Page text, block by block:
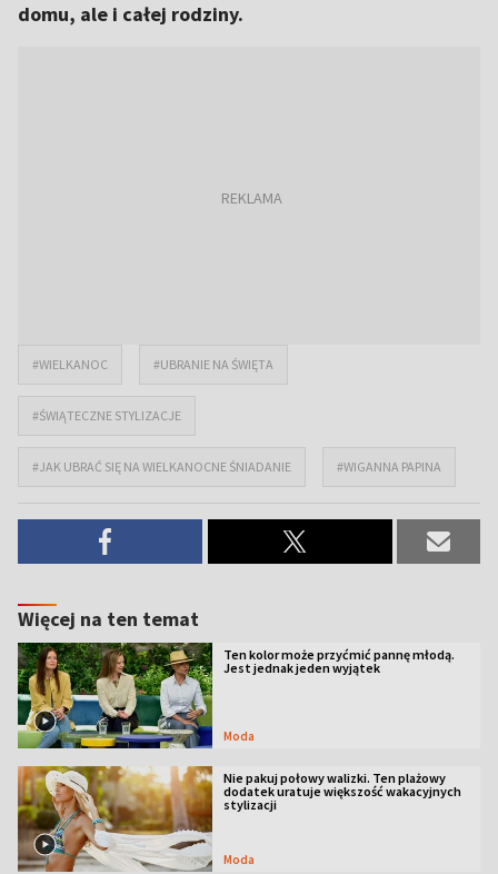
domu, ale i całej rodziny.
#WIELKANOC #UBRANIE NA ŚWIĘTA
#ŚWIĄTECZNE STYLIZACJE
#JAK UBRAĆ SIĘ NA WIELKANOCNE ŚNIADANIE #WIGANNA PAPINA
Więcej na ten temat
Ten kolor może przyćmić pannę młodą.
Jest jednak jeden wyjątek
Moda
Nie pakuj połowy walizki. Ten plażowy
dodatek uratuje większość wakacyjnych
stylizacji
Moda